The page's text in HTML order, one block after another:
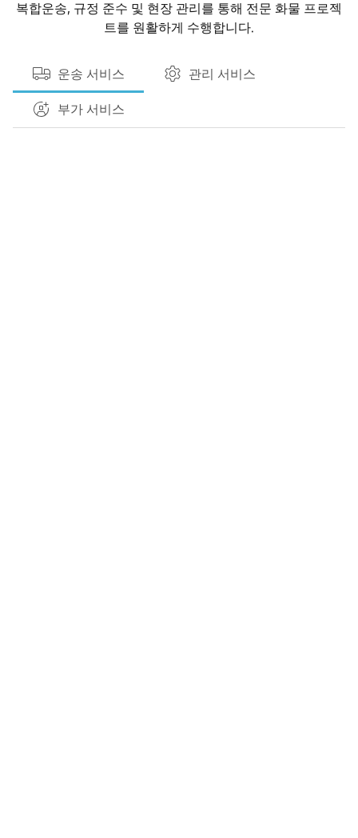
복합운송, 규정 준수 및 현장 관리를 통해 전문 화물 프로젝
트를 원활하게 수행합니다.
운송 서비스 관리 서비스
부가 서비스